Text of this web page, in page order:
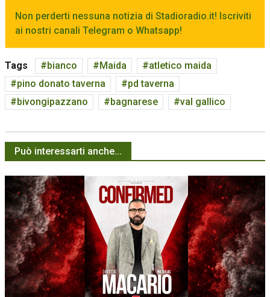
Non perderti nessuna notizia di Stadioradio.it! Iscriviti
ai nostri canali Telegram o Whatsapp!
Tags bianco Maida
atletico maida
pino donato taverna
pd taverna
bivongipazzano
bagnarese val gallico
Può interessarti anche...